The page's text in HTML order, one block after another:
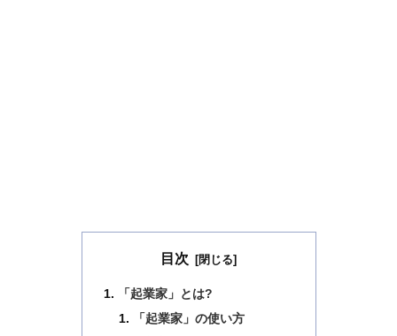
目次
「起業家」とは?
「起業家」の使い方